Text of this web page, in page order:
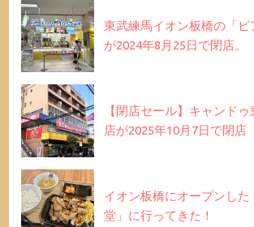
東武練馬イオン板橋の「ビ
が2024年8月25日で閉店。
【閉店セール】キャンド
店が2025年10月7日で閉店
イオン板橋にオープンした
堂」に行ってきた！